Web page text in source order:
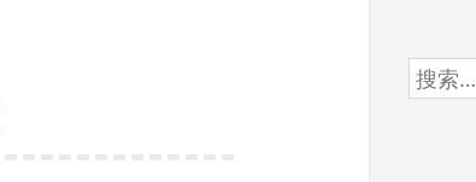
跳
至
搜
索：